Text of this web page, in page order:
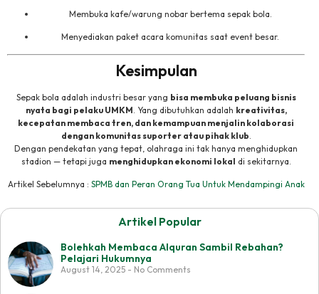
Membuka kafe/warung nobar bertema sepak bola.
Menyediakan paket acara komunitas saat event besar.
Kesimpulan
Sepak bola adalah industri besar yang bisa membuka peluang bisnis
nyata bagi pelaku UMKM . Yang dibutuhkan adalah kreativitas,
kecepatan membaca tren, dan kemampuan menjalin kolaborasi
dengan komunitas suporter atau pihak klub
Dengan pendekatan yang tepat, olahraga ini tak hanya menghidupkan
stadion — tetapi juga menghidupkan ekonomi lokal di sekitarnya.
Artikel Sebelumnya : SPMB dan Peran Orang Tua Untuk Mendampingi Anak
Artikel Popular
Bolehkah Membaca Alquran Sambil Rebahan?
Pelajari Hukumnya
August 14, 2025 No Comments